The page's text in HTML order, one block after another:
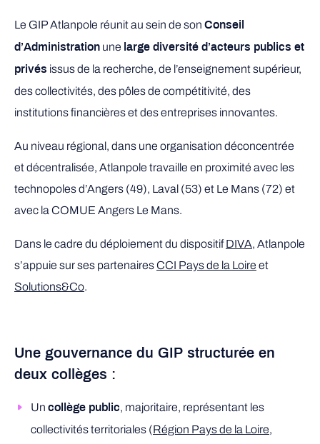
Le GIP Atlanpole réunit au sein de son Conseil
d’Administration une large diversité d’acteurs publics et
privés issus de la recherche, de l’enseignement supérieur,
des collectivités, des pôles de compétitivité, des
institutions financières et des entreprises innovantes.
Au niveau régional, dans une organisation déconcentrée
et décentralisée, Atlanpole travaille en proximité avec les
technopoles d’Angers (49), Laval (53) et Le Mans (72) et
avec la COMUE Angers Le Mans.
Dans le cadre du déploiement du dispositifDIVA, Atlanpole
s’appuie sur ses partenairesCCI Pays de la Loire et
Solutions&Co.
Une gouvernance du GIP structurée en
deux collèges :
Un collège public, majoritaire, représentant les
collectivités territoriales (Région Pays de la Loire,